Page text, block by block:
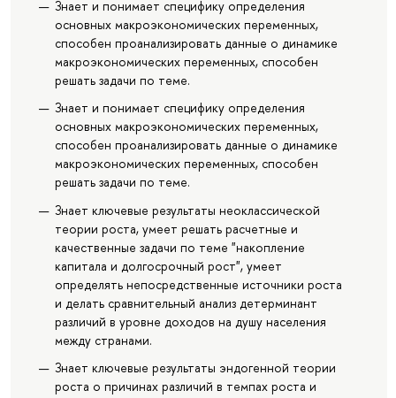
Знает и понимает специфику определения
основных макроэкономических переменных,
способен проанализировать данные о динамике
макроэкономических переменных, способен
решать задачи по теме.
Знает и понимает специфику определения
основных макроэкономических переменных,
способен проанализировать данные о динамике
макроэкономических переменных, способен
решать задачи по теме.
Знает ключевые результаты неоклассической
теории роста, умеет решать расчетные и
качественные задачи по теме "накопление
капитала и долгосрочный рост", умеет
определять непосредственные источники роста
и делать сравнительный анализ детерминант
различий в уровне доходов на душу населения
между странами.
Знает ключевые результаты эндогенной теории
роста о причинах различий в темпах роста и